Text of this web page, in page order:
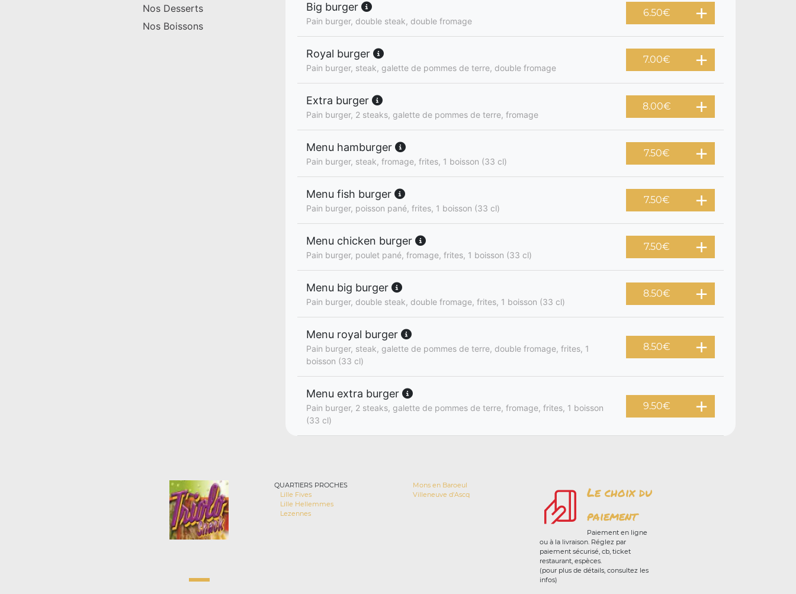
Nos Desserts
Nos Boissons
Big burger
Pain burger, double steak, double fromage
6.50€
Royal burger
Pain burger, steak, galette de pommes de terre, double fromage
7.00€
Extra burger
Pain burger, 2 steaks, galette de pommes de terre, fromage
8.00€
Menu hamburger
Pain burger, steak, fromage, frites, 1 boisson (33 cl)
7.50€
Menu fish burger
Pain burger, poisson pané, frites, 1 boisson (33 cl)
7.50€
Menu chicken burger
Pain burger, poulet pané, fromage, frites, 1 boisson (33 cl)
7.50€
Menu big burger
Pain burger, double steak, double fromage, frites, 1 boisson (33 cl)
8.50€
Menu royal burger
Pain burger, steak, galette de pommes de terre, double fromage, frites, 1
boisson (33 cl)
8.50€
Menu extra burger
Pain burger, 2 steaks, galette de pommes de terre, fromage, frites, 1 boisson
(33 cl)
9.50€
QUARTIERS PROCHES
Lille Fives
Lille Hellemmes
Lezennes
Mons en Baroeul
Villeneuve d'Ascq
Le choix du
paiement
Paiement en ligne
ou à la livraison. Réglez par
paiement sécurisé, cb, ticket
restaurant, espèces.
(pour plus de détails, consultez les
infos)